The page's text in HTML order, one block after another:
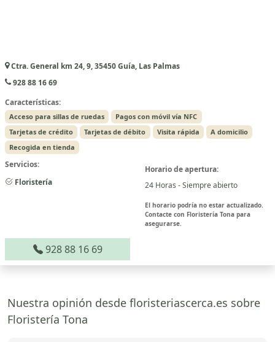
Ctra. General km 24, 9, 35450 Guía, Las Palmas
928 88 16 69
Características:
Acceso para sillas de ruedas
Pagos con móvil vía NFC
Tarjetas de crédito
Tarjetas de débito Visita rápida
A domicilio
Recogida en tienda
Servicios:
Floristería
Horario de apertura:
24 Horas - Siempre abierto
El horario podría no estar actualizado.
Contacte con Floristería Tona para
asegurarse.
928 88 16 69
Nuestra opinión desde floristeriascerca.es sobre
Floristería Tona